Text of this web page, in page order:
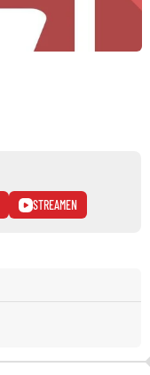
STREAMEN